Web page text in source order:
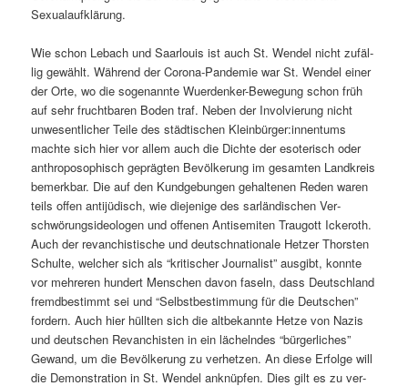
Sexualaufklärung.
Wie schon Lebach und Saar­louis ist auch St. Wen­del nicht zufäl­
lig gewählt. Während der Coro­na-Pan­demie war St. Wen­del ein­er
der Orte, wo die soge­nan­nte Wuer­denker-Bewe­gung schon früh
auf sehr frucht­baren Boden traf. Neben der Involvierung nicht
unwesentlich­er Teile des städtis­chen Kleinbürger:innentums
machte sich hier vor allem auch die Dichte der eso­ter­isch oder
anthro­posophisch geprägten Bevölkerung im gesamten Land­kreis
bemerk­bar. Die auf den Kundge­bun­gen gehal­te­nen Reden waren
teils offen anti­jüdisch, wie diejenige des sar­ländis­chen Ver­
schwörungside­olo­gen und offe­nen Anti­semiten Trau­gott Ickeroth.
Auch der revan­chis­tis­che und deutschna­tionale Het­zer Thorsten
Schulte, welch­er sich als “kri­tis­ch­er Jour­nal­ist” aus­gibt, kon­nte
vor mehreren hun­dert Men­schen davon faseln, dass Deutsch­land
fremdbes­timmt sei und “Selb­st­bes­tim­mung für die Deutschen”
fordern. Auch hier hüll­ten sich die alt­bekan­nte Het­ze von Nazis
und deutschen Revan­chis­ten in ein lächel­ndes “bürg­er­lich­es”
Gewand, um die Bevölkerung zu ver­het­zen. An diese Erfolge will
die Demon­stra­tion in St. Wen­del anknüpfen. Dies gilt es zu ver­